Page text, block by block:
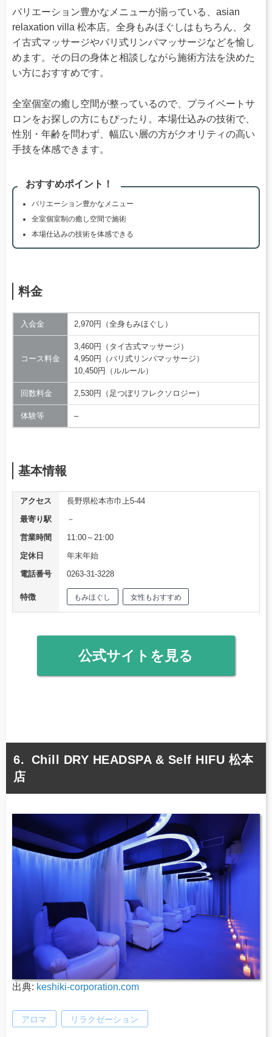
バリエーション豊かなメニューが揃っている、asian
relaxation villa 松本店。全身もみほぐしはもちろん、タ
イ古式マッサージやバリ式リンパマッサージなどを愉し
めます。その日の身体と相談しながら施術方法を決めた
い方におすすめです。
全室個室の癒し空間が整っているので、プライベートサ
ロンをお探しの方にもぴったり。本場仕込みの技術で、
性別・年齢を問わず、幅広い層の方がクオリティの高い
手技を体感できます。
おすすめポイント！
バリエーション豊かなメニュー
全室個室制の癒し空間で施術
本場仕込みの技術を体感できる
料金
入会金 2,970円（全身もみほぐし）
コース料金
3,460円（タイ古式マッサージ）
4,950円（バリ式リンパマッサージ）
10,450円（ルルール）
回数料金 2,530円（足つぼリフレクソロジー）
体験等 –
基本情報
アクセス
長野県松本市巾上5-44
最寄り駅
－
営業時間
11:00～21:00
定休日
年末年始
電話番号
0263-31-3228
特徴 もみほぐし 女性もおすすめ
公式サイトを見る
Chill DRY HEADSPA & Self HIFU 松本
店
出典: keshiki-corporation.com
アロマ リラクゼーション